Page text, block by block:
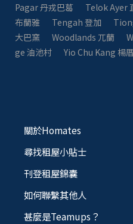
Pagar 丹戎巴葛
Telok Ayer
布蘭雅
Tengah 登加
大巴窯
Woodlands 兀蘭
ge 油池村
Yio Chu Kang 楊
關於Homates
尋找租屋小貼士
刊登租屋錦囊
如何聯繫其他人
甚麼是Teamups？